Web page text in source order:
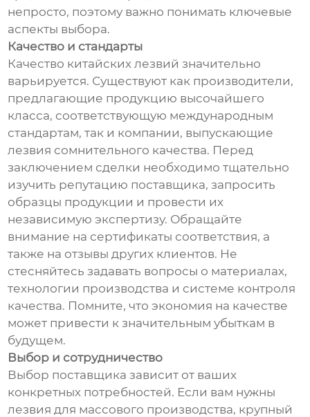
непросто, поэтому важно понимать ключевые
аспекты выбора.
Качество и стандарты
Качество китайских лезвий значительно
варьируется. Существуют как производители,
предлагающие продукцию высочайшего
класса, соответствующую международным
стандартам, так и компании, выпускающие
лезвия сомнительного качества. Перед
заключением сделки необходимо тщательно
изучить репутацию поставщика, запросить
образцы продукции и провести их
независимую экспертизу. Обращайте
внимание на сертификаты соответствия, а
также на отзывы других клиентов. Не
стесняйтесь задавать вопросы о материалах,
технологии производства и системе контроля
качества. Помните, что экономия на качестве
может привести к значительным убыткам в
будущем.
Выбор и сотрудничество
Выбор поставщика зависит от ваших
конкретных потребностей. Если вам нужны
лезвия для массового производства, крупный